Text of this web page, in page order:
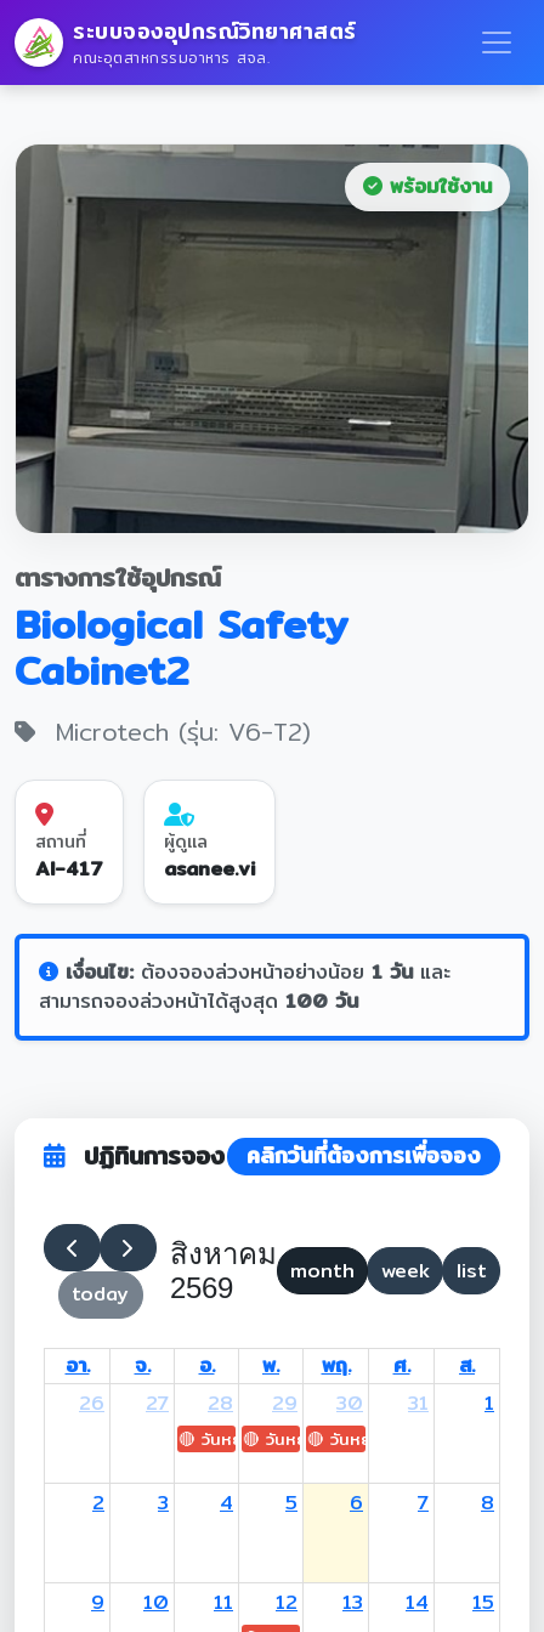
ระบบจองอุปกรณ์วิทยาศาสตร์
คณะอุตสาหกรรมอาหาร สจล.
พร้อมใช้งาน
ตารางการใช้อุปกรณ์
Biological Safety
Cabinet2
Microtech (รุ่น: V6-T2)
สถานที่
AI-417
ผู้ดูแล
asanee.vi
เงื่อนไข:ต้องจองล่วงหน้าอย่างน้อย 1 วันและ
สามารถจองล่วงหน้าได้สูงสุด 100 วัน
ปฏิทินการจอง คลิกวันที่ต้องการเพื่อจอง
today
สิงหาคม
2569
month week list
อา. จ. อ. พ. พฤ. ศ.
ส.
26
27 28
🔴 วันหยุด: H.M. King Maha Vajiralongkorn's
29
🔴 วันหยุด: Asanha Bucha Day
30
🔴 วันหยุด: Buddhist Lent
31 1
2 3 4 5 6 7 8
9 10 11 12 13 14 15